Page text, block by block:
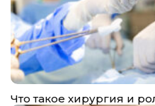
Что такое хирургия и